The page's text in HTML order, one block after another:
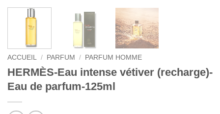
ACCUEIL / PARFUM / PARFUM HOMME
HERMÈS-Eau intense vétiver (recharge)-
Eau de parfum-125ml